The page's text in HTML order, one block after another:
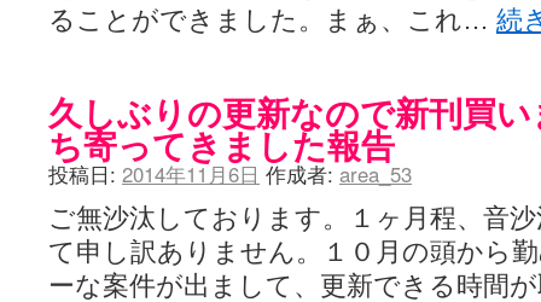
ることができました。まぁ、これ… 続
久しぶりの更新なので新刊買
ち寄ってきました報告
投稿日: 2014年11月6日 作成者: area_53
ご無沙汰しております。１ヶ月程、音
て申し訳ありません。１０月の頭から
ーな案件が出まして、更新できる時間